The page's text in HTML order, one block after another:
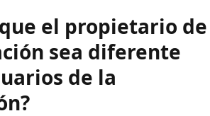
el propietario de
sea diferente
de la